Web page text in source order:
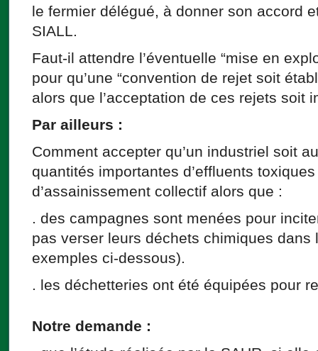
le fermier délégué, à donner son accord
SIALL.
Faut-il attendre l’éventuelle “mise en
pour qu’une “convention de rejet soit
alors que l’acceptation de ces rejets soit
Par ailleurs :
Comment accepter qu’un industriel soit
quantités importantes d’effluents
d’assainissement collectif alors que :
. des campagnes sont menées pour
pas verser leurs déchets chimiques dans
exemples ci-dessous).
. les déchetteries ont été équipées pour
Notre demande :